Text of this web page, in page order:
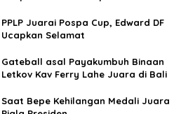
Piala Presiden
Piala Presiden